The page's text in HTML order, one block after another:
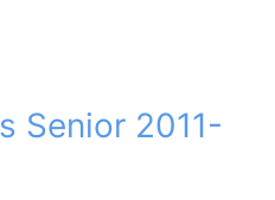
Senior 2011-